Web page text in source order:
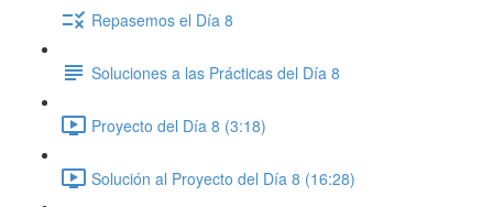
Repasemos el Día 8
Soluciones a las Prácticas del Día 8
Proyecto del Día 8 (3:18)
Solución al Proyecto del Día 8 (16:28)